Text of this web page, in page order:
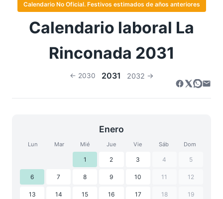
Calendario No Oficial. Festivos estimados de años anteriores
Calendario laboral La
Rinconada 2031
← 2030 2031 2032 →
Enero
Lun Mar Mié Jue Vie Sáb Dom
1 2 3 4 5
6 7 8 9 10 11 12
13 14 15 16 17 18 19